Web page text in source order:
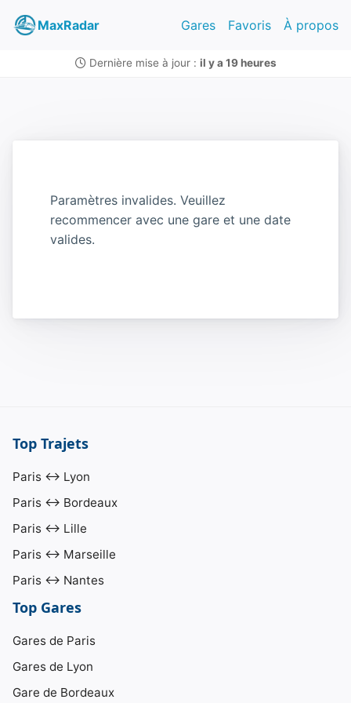
MaxRadar Gares Favoris À propos
Dernière mise à jour : il y a 19 heures
Paramètres invalides. Veuillez
recommencer avec une gare et une date
valides.
Top Trajets
Paris ↔ Lyon
Paris ↔ Bordeaux
Paris ↔ Lille
Paris ↔ Marseille
Paris ↔ Nantes
Top Gares
Gares de Paris
Gares de Lyon
Gare de Bordeaux